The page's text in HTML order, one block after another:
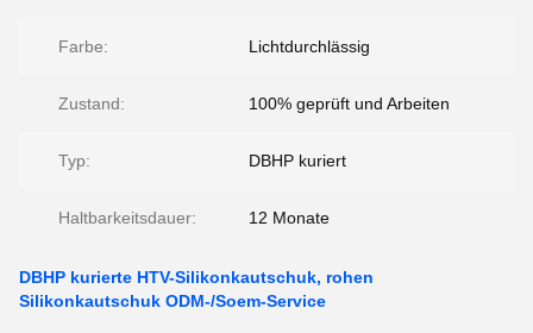
Farbe: Lichtdurchlässig
Zustand: 100% geprüft und Arbeiten
Typ: DBHP kuriert
Haltbarkeitsdauer: 12 Monate
DBHP kurierte HTV-Silikonkautschuk, rohen
Silikonkautschuk ODM-/Soem-Service